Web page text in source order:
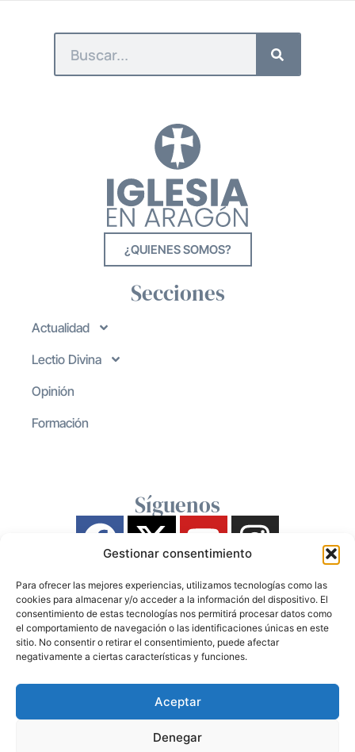
Gestionar consentimiento
Para ofrecer las mejores experiencias, utilizamos tecnologías como las
cookies para almacenar y/o acceder a la información del dispositivo. El
consentimiento de estas tecnologías nos permitirá procesar datos como
el comportamiento de navegación o las identificaciones únicas en este
sitio. No consentir o retirar el consentimiento, puede afectar
negativamente a ciertas características y funciones.
Aceptar
Denegar
¿QUIENES SOMOS?
Secciones
Actualidad
Lectio Divina
Opinión
Formación
Síguenos